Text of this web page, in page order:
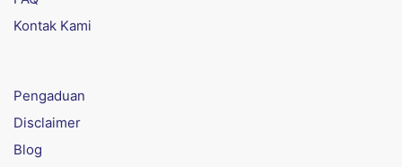
Kontak Kami
Pengaduan
Disclaimer
Blog